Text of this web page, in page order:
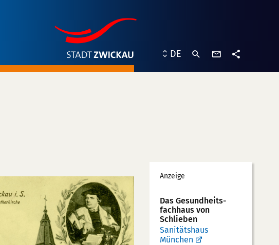
DE
Werbung
Anzeige
Das Gesundheits­
fachhaus von
Schlieben
Sanitätshaus
München